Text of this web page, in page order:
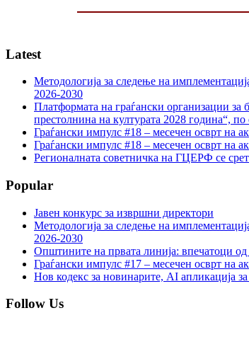
Latest
Методологија за следење на
2026-2030
Платформата на граѓански организации за
престолнина на културата 2028 година“, по
Граѓански импулс #18 – месечен осврт на
Граѓански импулс #18 – месечен осврт на
Регионалната советничка на ГЦЕРФ се
Popular
Јавен конкурс за извршни директори
Методологија за следење на
2026-2030
Општините на првата линија: впечатоци од
Граѓански импулс #17 – месечен осврт на
Нов кодекс за новинарите, AI апликација
Follow Us